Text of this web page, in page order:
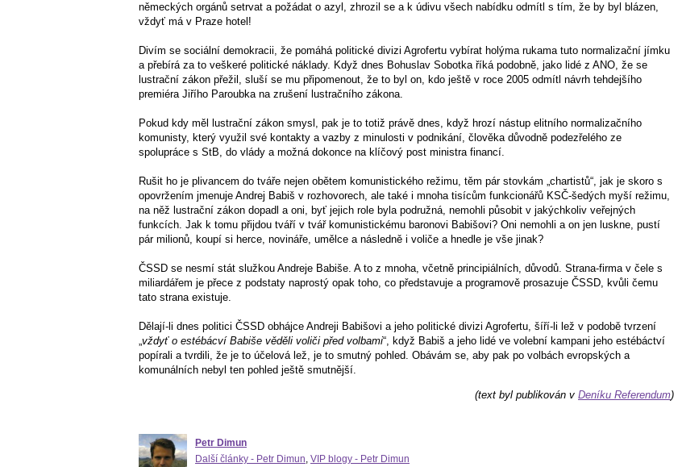
německých orgánů setrvat a požádat o azyl, zhrozil se a k údivu všech nabídku odmítl s tím, že by byl blázen,
vždyť má v Praze hotel!
Divím se sociální demokracii, že pomáhá politické divizi Agrofertu vybírat holýma rukama tuto normalizační jímku
a přebírá za to veškeré politické náklady. Když dnes Bohuslav Sobotka říká podobně, jako lidé z ANO, že se
lustrační zákon přežil, sluší se mu připomenout, že to byl on, kdo ještě v roce 2005 odmítl návrh tehdejšího
premiéra Jiřího Paroubka na zrušení lustračního zákona.
Pokud kdy měl lustrační zákon smysl, pak je to totiž právě dnes, když hrozí nástup elitního normalizačního
komunisty, který využil své kontakty a vazby z minulosti v podnikání, člověka důvodně podezřelého ze
spolupráce s StB, do vlády a možná dokonce na klíčový post ministra financí.
Rušit ho je plivancem do tváře nejen obětem komunistického režimu, těm pár stovkám „chartistů“, jak je skoro s
opovržením jmenuje Andrej Babiš v rozhovorech, ale také i mnoha tisícům funkcionářů KSČ-šedých myší režimu,
na něž lustrační zákon dopadl a oni, byť jejich role byla podružná, nemohli působit v jakýchkoliv veřejných
funkcích. Jak k tomu přijdou tváří v tvář komunistickému baronovi Babišovi? Oni nemohli a on jen luskne, pustí
pár milionů, koupí si herce, novináře, umělce a následně i voliče a hnedle je vše jinak?
ČSSD se nesmí stát služkou Andreje Babiše. A to z mnoha, včetně principiálních, důvodů. Strana-firma v čele s
miliardářem je přece z podstaty naprostý opak toho, co představuje a programově prosazuje ČSSD, kvůli čemu
tato strana existuje.
Dělají-li dnes politici ČSSD obhájce Andreji Babišovi a jeho politické divizi Agrofertu, šíří-li lež v podobě tvrzení
„vždyť o estébácví Babiše věděli voliči před volbami“, když Babiš a jeho lidé ve volební kampani jeho estébáctví
popírali a tvrdili, že je to účelová lež, je to smutný pohled. Obávám se, aby pak po volbách evropských a
komunálních nebyl ten pohled ještě smutnější.
(text byl publikován v Deníku Referendum)
Petr Dimun
Další články - Petr Dimun VIP blogy - Petr Dimun